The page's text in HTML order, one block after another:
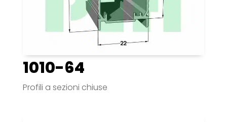
1010-64
Profili a sezioni chiuse